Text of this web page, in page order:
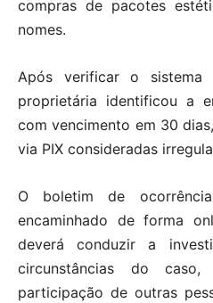
compras de pacotes
nomes.
Após verificar o sistema
proprietária identificou a
com vencimento em 30
via PIX consideradas
O boletim de
encaminhado de forma
deverá conduzir a
circunstâncias do
participação de outras